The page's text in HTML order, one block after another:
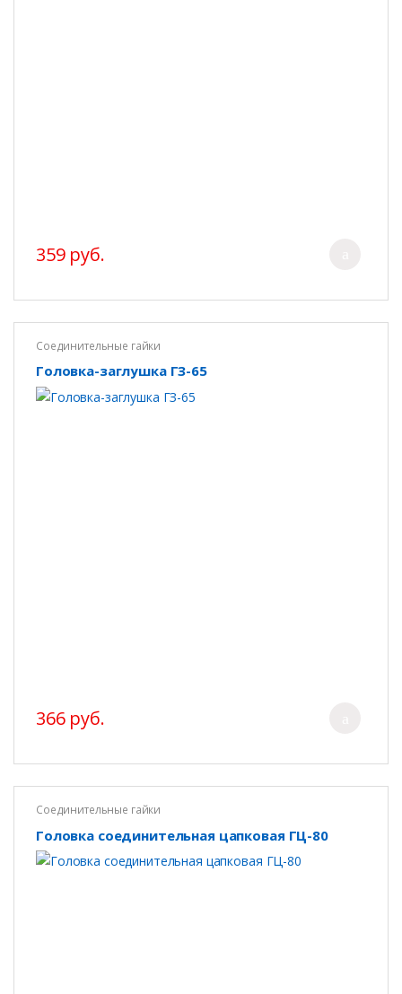
359 руб.
Соединительные гайки
Головка-заглушка ГЗ-65
366 руб.
Соединительные гайки
Головка соединительная цапковая ГЦ-80